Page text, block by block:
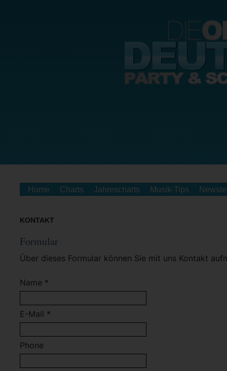
Home Charts Jahrescharts Musik-Tips
KONTAKT
Formular
Über dieses Formular können Sie mit uns Kontakt
Name *
E-Mail *
Phone